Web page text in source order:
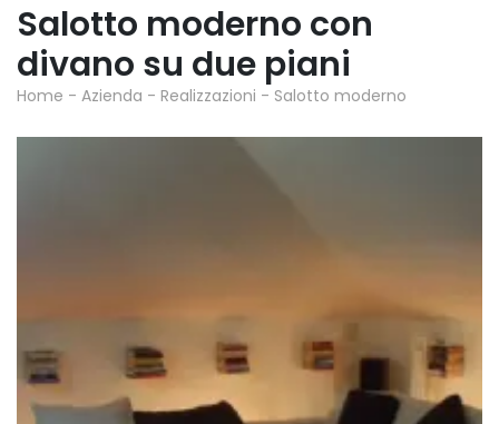
Salotto moderno con
divano su due piani
Home - Azienda - Realizzazioni - Salotto moderno